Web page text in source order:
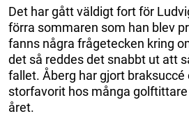
Det har gått väldigt fort för
förra sommaren som han blev
fanns några frågetecken kring
det så reddes det snabbt ut att
fallet. Åberg har gjort braksuccé
storfavorit hos många
året.